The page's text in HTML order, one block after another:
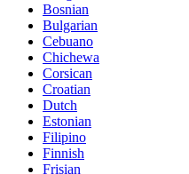
Bosnian
Bulgarian
Cebuano
Chichewa
Corsican
Croatian
Dutch
Estonian
Filipino
Finnish
Frisian